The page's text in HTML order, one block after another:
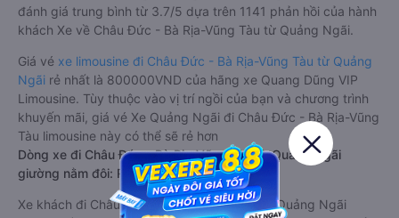
đánh giá trung bình từ 3.7/5 dựa trên 1141 phản hồi của hành
khách Xe về Châu Đức - Bà Rịa-Vũng Tàu từ Quảng Ngãi.
Giá vé xe limousine đi Châu Đức - Bà Rịa-Vũng Tàu từ Quảng
Ngãi rẻ nhất là 800000VND của hãng xe Quang Dũng VIP
Limousine. Tùy thuộc vào vị trí ngồi của bạn và chương trình
khuyến mãi, giá vé Xe Quảng Ngãi đi Châu Đức - Bà Rịa-Vũng
Tàu limousine này có thể sẽ rẻ hơn
Dòng xe đi Châu Đức - Bà Rịa-Vũng Tàu từ Quảng Ngãi
giường nằm đôi: Riêng tư, đầy đủ tiện nghi
Xe khách đi Châu Đức - Bà Rịa-Vũng Tàu từ Quảng Ngãi